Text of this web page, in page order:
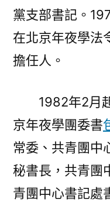
黨支部書記。
在北京年夜學法
擔任人。
1982年2月
京年夜學團委書
常委、共青團中
秘書長，共青團
青團中心書記處